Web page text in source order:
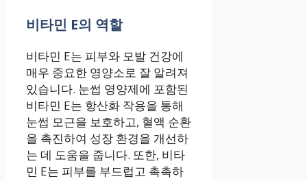
비타민 E의 역할
비타민 E는 피부와 모발 건강에
매우 중요한 영양소로 잘 알려져
있습니다. 눈썹 영양제에 포함된
비타민 E는 항산화 작용을 통해
눈썹 모근을 보호하고, 혈액 순환
을 촉진하여 성장 환경을 개선하
는 데 도움을 줍니다. 또한, 비타
민 E는 피부를 부드럽고 촉촉하